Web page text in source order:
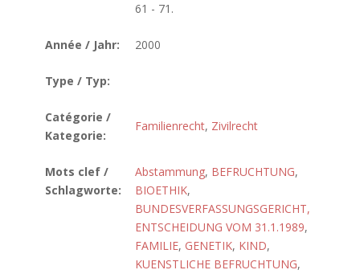
61 - 71.
Année / Jahr: 2000
Type / Typ:
Catégorie /
Kategorie:
Familienrecht, Zivilrecht
Mots clef /
Schlagworte:
Abstammung, BEFRUCHTUNG,
BIOETHIK,
BUNDESVERFASSUNGSGERICHT,
ENTSCHEIDUNG VOM 31.1.1989,
FAMILIE, GENETIK, KIND,
KUENSTLICHE BEFRUCHTUNG,